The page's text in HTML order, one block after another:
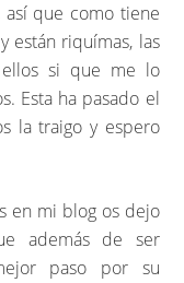
así que como tiene
están riquímas, las
si que me lo
Esta ha pasado el
la traigo y espero
en mi blog os dejo
además de ser
paso por su